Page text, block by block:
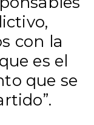
con la
es el
que se